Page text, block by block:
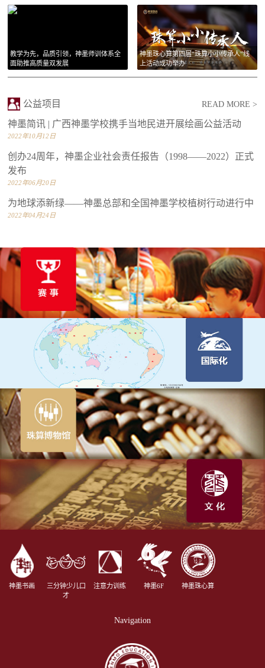
教学为先，品质引领，神墨师训体系全
面助推高质量双发展
神墨珠心算第四届“珠算小小传承人”线
上活动成功举办
READ MORE >
公益项目
神墨简讯 | 广西神墨学校携手当地民进开展绘画公益活动
2022年10月12日
创办24周年，神墨企业社会责任报告（1998——2022）正式
发布
2022年06月20日
为地球添新绿——神墨总部和全国神墨学校植树行动进行中
2022年04月24日
神墨书画
三分钟少儿口
才
注意力训练 神墨6F 神墨珠心算
Navigation